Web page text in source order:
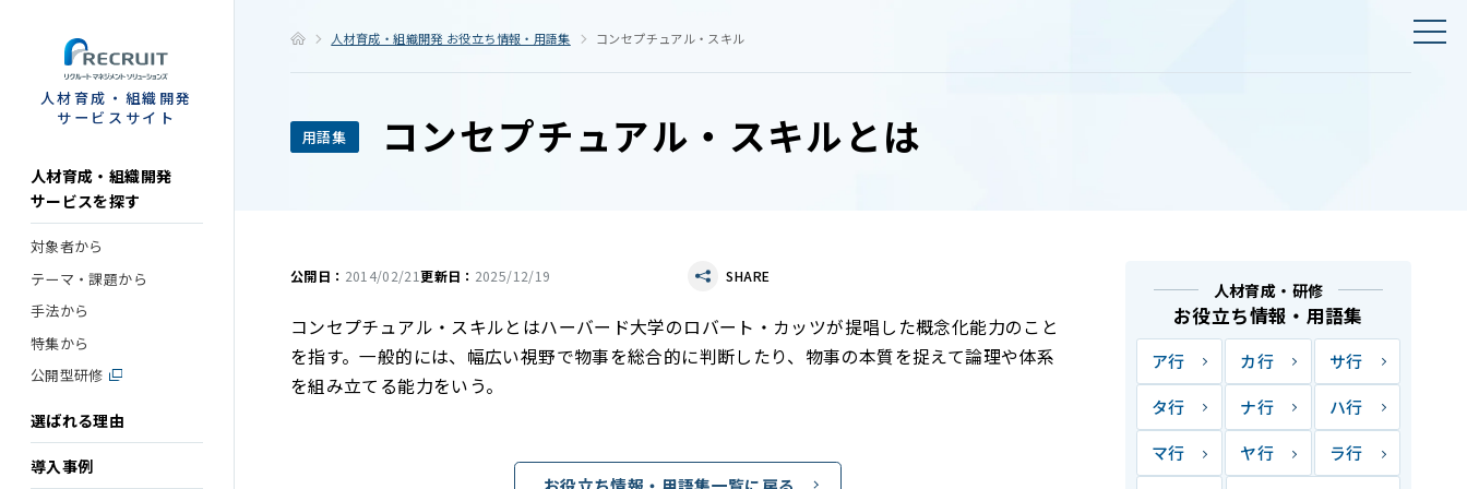
人材育成・組織開発
サービスサイト
人材育成・組織開発
サービスを探す
対象者から
テーマ・課題から
手法から
特集から
公開型研修
選ばれる理由
導入事例
人材育成・組織開発 お役立ち情報・用語集 コンセプチュアル・スキル
用語集 コンセプチュアル・スキルとは
公開日： 2014/02/21更新日： 2025/12/19 SHARE
コンセプチュアル・スキルとはハーバード大学のロバート・カッツが提唱した概念化能力のこと
を指す。一般的には、幅広い視野で物事を総合的に判断したり、物事の本質を捉えて論理や体系
を組み立てる能力をいう。
人材育成・研修
お役立ち情報・用語集
ア行 カ行 サ行
タ行 ナ行 ハ行
マ行 ヤ行 ラ行